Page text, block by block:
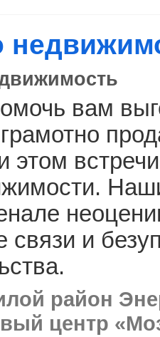
вам
этом
связи и
район
центр